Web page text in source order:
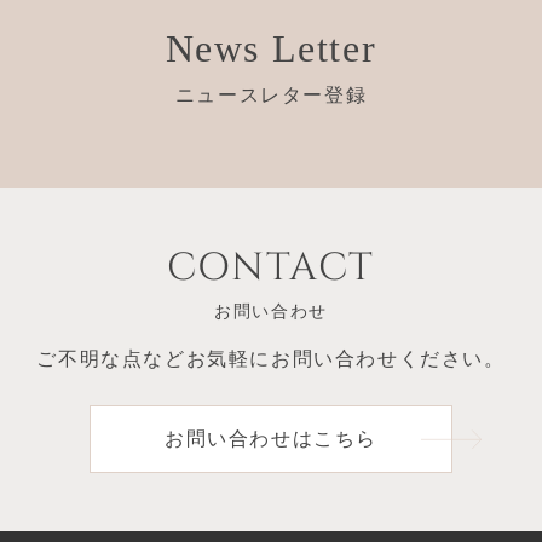
News Letter
ニュースレター登録
CONTACT
お問い合わせ
ご不明な点などお気軽にお問い合わせください。
お問い合わせはこちら